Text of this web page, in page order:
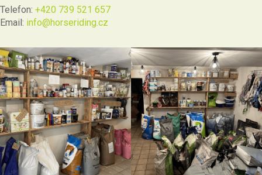
Telefon: +420 739 521 657
Email: info@horseriding.cz